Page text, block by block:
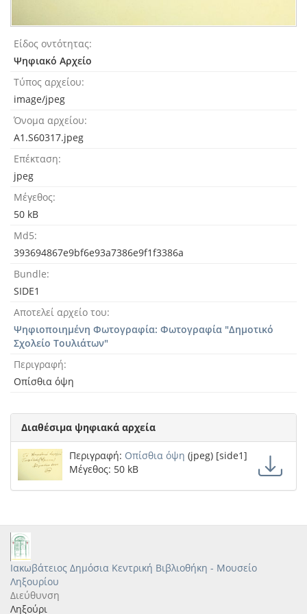
Είδος οντότητας
Ψηφιακό Αρχείο
Τύπος αρχείου
image/jpeg
Όνομα αρχείου
A1.S60317.jpeg
Επέκταση
jpeg
Μέγεθος
50 kB
Md5
393694867e9bf6e93a7386e9f1f3386a
Bundle
SIDE1
Αποτελεί αρχείο του
Ψηφιοποιημένη Φωτογραφία: Φωτογραφία "Δημοτικό
Σχολείο Τουλιάτων"
Περιγραφή
Οπίσθια όψη
Διαθέσιμα ψηφιακά αρχεία
Περιγραφή: Οπίσθια όψη (jpeg) [side1]
Μέγεθος: 50 kB
Ιακωβάτειος Δημόσια Κεντρική Βιβλιοθήκη - Μουσείο
Ληξουρίου
Διεύθυνση
Ληξούρι